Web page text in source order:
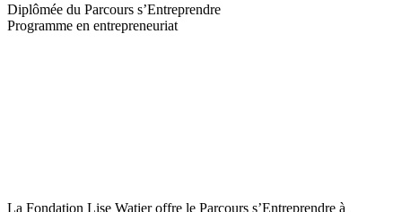
Diplômée du Parcours s’Entreprendre
Programme en entrepreneuriat
La Fondation Lise Watier offre le Parcours s’Entreprendre à